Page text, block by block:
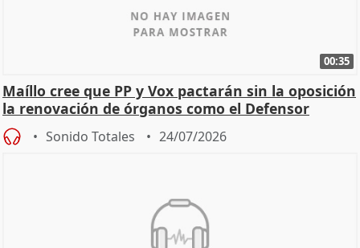
00:35
Maíllo cree que PP y Vox pactarán sin la oposición
la renovación de órganos como el Defensor
Sonido Totales 24/07/2026